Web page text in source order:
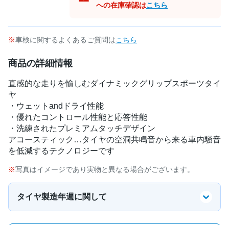
への在庫確認はこちら
車検に関するよくあるご質問はこちら
商品の詳細情報
直感的な走りを愉しむダイナミックグリップスポーツタイ
ヤ
・ウェットandドライ性能
・優れたコントロール性能と応答性能
・洗練されたプレミアムタッチデザイン
アコースティック…タイヤの空洞共鳴音から来る車内騒音
を低減するテクノロジーです
写真はイメージであり実物と異なる場合がございます。
タイヤ製造年週に関して